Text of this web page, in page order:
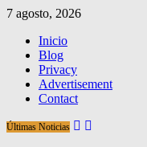
7 agosto, 2026
Inicio
Blog
Privacy
Advertisement
Contact
Últimas Noticias